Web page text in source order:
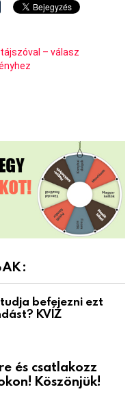
tájszóval – válasz
befejezni ezt
KVÍZ
és csatlakozz
Köszönjük!